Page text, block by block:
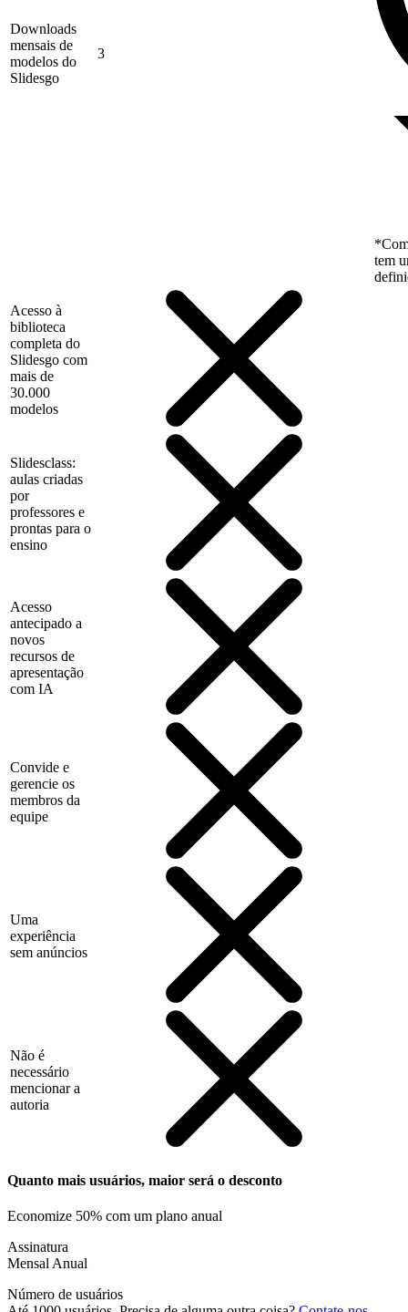
Downloads
mensais de
modelos do
Slidesgo
3
tem
Acesso à
biblioteca
completa do
Slidesgo com
mais de
30.000
modelos
Slidesclass:
aulas criadas
por
professores e
prontas para o
ensino
Acesso
antecipado a
novos
recursos de
apresentação
com IA
Convide e
gerencie os
membros da
equipe
Uma
experiência
sem anúncios
Não é
necessário
mencionar a
autoria
Quanto mais usuários, maior será o desconto
Economize 50% com um plano anual
Assinatura
Mensal Anual
Número de usuários